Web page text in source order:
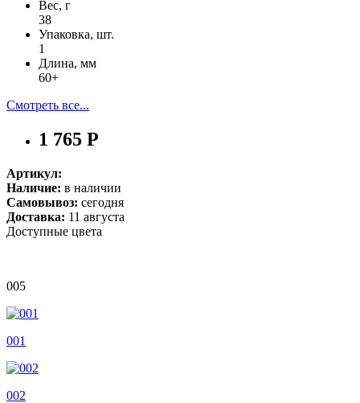
Вес, г
38
Упаковка, шт.
1
Длина, мм
60+
Смотреть все...
1 765 Р
Артикул:
Наличие: в наличии
Самовывоз: сегодня
Доставка: 11 августа
Доступные цвета
005
001
002